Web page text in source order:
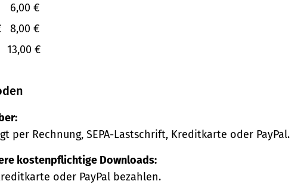
6,00 €
8,00 €
13,00 €
per Rechnung, SEPA-Lastschrift, Kreditkarte oder PayPal.
kostenpflichtige Downloads:
oder PayPal bezahlen.